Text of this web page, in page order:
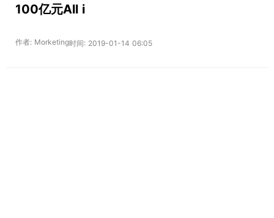
100亿元All i
作者: Morketing时间: 2019-01-14 06:05